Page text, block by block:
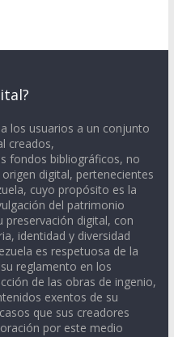
los usuarios a un conjunto
creados,
fondos bibliográficos, no
digital, pertenecientes
cuyo propósito es la
del patrimonio
preservación digital, con
identidad y diversidad
es respetuosa de la
reglamento en los
de las obras de ingenio,
exentos de su
que sus creadores
por este medio